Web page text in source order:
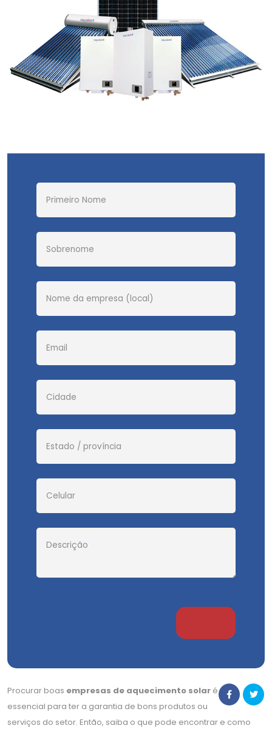
Procurar boas empresas de aquecimento solar é
essencial para ter a garantia de bons produtos ou
serviços do setor. Então, saiba o que pode encontrar e como